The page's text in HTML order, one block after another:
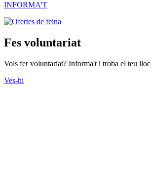
INFORMA'T
Fes voluntariat
Vols fer voluntariat? Informa't i troba el teu lloc
Ves-hi